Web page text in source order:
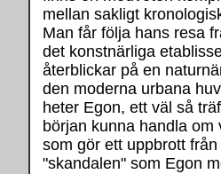
mellan sakligt
Man får följa hans resa
det konstnärliga
återblickar på en
den moderna urbana
heter Egon, ett väl så
början kunna handla
som gör ett uppbrott
"skandalen" som Egon